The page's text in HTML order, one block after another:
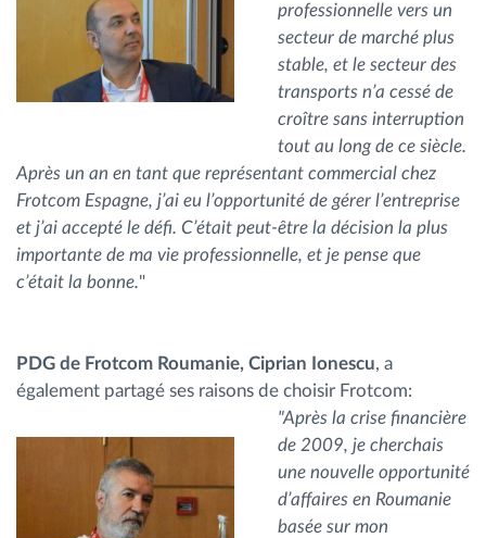
professionnelle vers un
secteur de marché plus
stable, et le secteur des
transports n’a cessé de
croître sans interruption
tout au long de ce siècle.
Après un an en tant que représentant commercial chez
Frotcom Espagne, j’ai eu l’opportunité de gérer l’entreprise
et j’ai accepté le défi. C’était peut-être la décision la plus
importante de ma vie professionnelle, et je pense que
c’était la bonne."
PDG de Frotcom Roumanie, Ciprian Ionescu, a
également partagé ses raisons de choisir Frotcom:
"Après la crise financière
de 2009, je cherchais
une nouvelle opportunité
d’affaires en Roumanie
basée sur mon